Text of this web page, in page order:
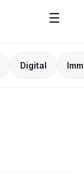
☰
Digital